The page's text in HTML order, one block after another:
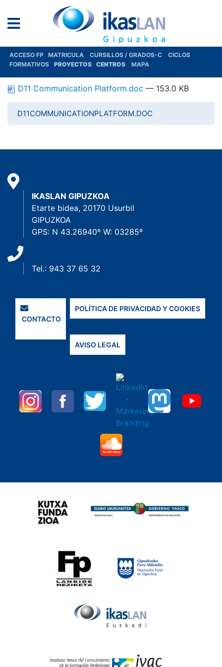
ACCESO FP MATRICULA CURSILLOS / GRADOS-C
CICLOS
FORMATIVOS
PROYECTOS CENTROS MAPA
D11 Communication Platform.doc — 153.0 KB
D11COMMUNICATIONPLATFORM.DOC
IKASLAN GIPUZKOA
Etarte bidea, 20170 Usurbil
GIPUZKOA
GPS: N 43.26940º W: 03285º
Tel.: 943 37 65 32
CONTACTO
POLÍTICA DE PRIVACIDAD Y COOKIES
AVISO LEGAL